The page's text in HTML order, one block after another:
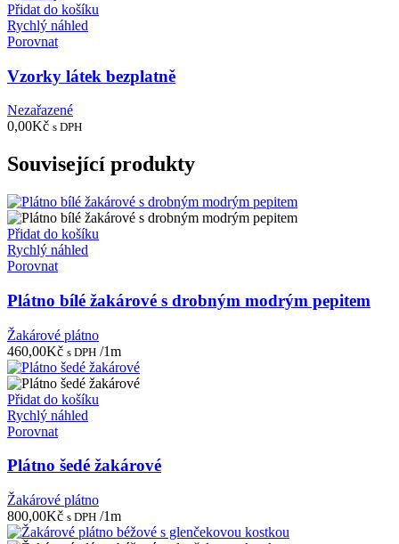
Přidat do košíku
Rychlý náhled
Porovnat
Vzorky látek bezplatně
Nezařazené
0,00Kč s DPH
Související produkty
Přidat do košíku
Rychlý náhled
Porovnat
Plátno bílé žakárové s drobným modrým pepitem
Žakárové plátno
460,00Kč s DPH /1m
Přidat do košíku
Rychlý náhled
Porovnat
Plátno šedé žakárové
Žakárové plátno
800,00Kč s DPH /1m